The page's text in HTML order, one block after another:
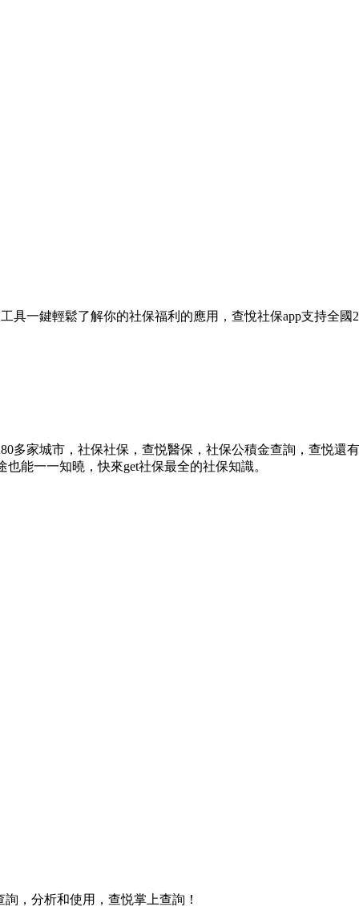
具一鍵輕鬆了解你的社保福利的應用，查悅社保app支持全
多家城市，社保社保，查悦醫保，社保公積金查詢，查悦還
能一一知曉，快來get社保最全的社保知識。
，分析和使用，查悦掌上查詢！